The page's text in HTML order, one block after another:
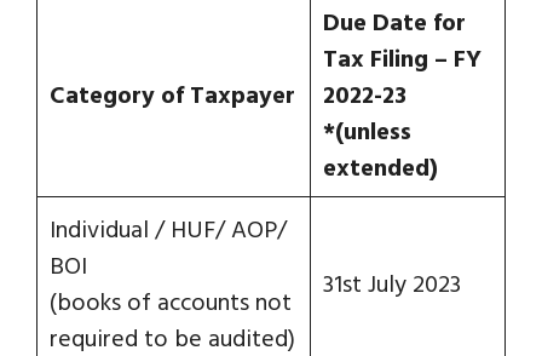
Category of Taxpayer
Due Date for
Tax Filing – FY
2022-23
*(unless
extended)
Individual / HUF/ AOP/
BOI
(books of accounts not
required to be audited)
31st July 2023